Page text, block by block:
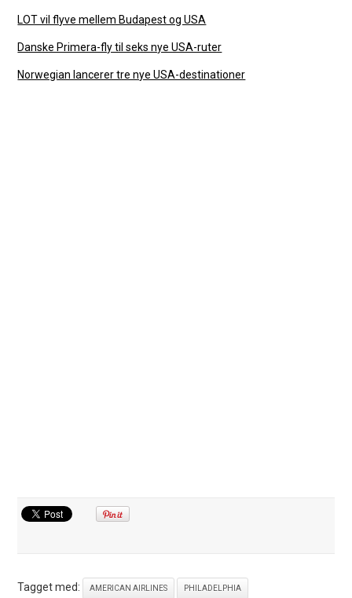
LOT vil flyve mellem Budapest og USA
Danske Primera-fly til seks nye USA-ruter
Norwegian lancerer tre nye USA-destinationer
Tagget med: AMERICAN AIRLINES PHILADELPHIA